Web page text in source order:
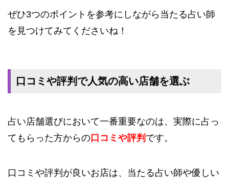
ぜひ3つのポイントを参考にしながら当たる占い師
を見つけてみてくださいね！
口コミや評判で人気の高い店舗を選ぶ
占い店舗選びにおいて一番重要なのは、実際に占っ
てもらった方からの 口コミや評判 です。
口コミや評判が良いお店は、当たる占い師や優しい